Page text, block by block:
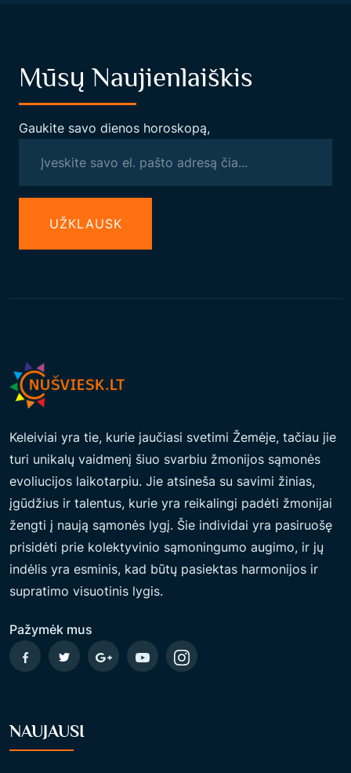
Mūsų Naujienlaiškis
Gaukite savo dienos horoskopą,
UŽКLAUSK
Keleiviai yra tie, kurie jaučiasi svetimi Žemėje, tačiau jie
turi unikalų vaidmenį šiuo svarbiu žmonijos sąmonės
evoliucijos laikotarpiu. Jie atsineša su savimi žinias,
įgūdžius ir talentus, kurie yra reikalingi padėti žmonijai
žengti į naują sąmonės lygį. Šie individai yra pasiruošę
prisidėti prie kolektyvinio sąmoningumo augimo, ir jų
indėlis yra esminis, kad būtų pasiektas harmonijos ir
supratimo visuotinis lygis.
Pažymėk mus
NAUJAUSI